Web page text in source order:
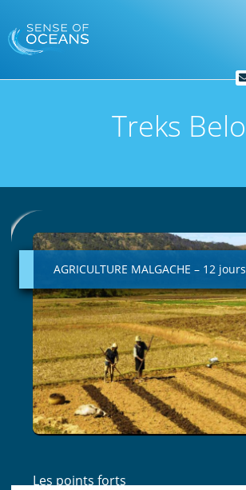
content
Treks Belo
AGRICULTURE MALGACHE – 12 jours
Les points forts
MALGACHE
jours